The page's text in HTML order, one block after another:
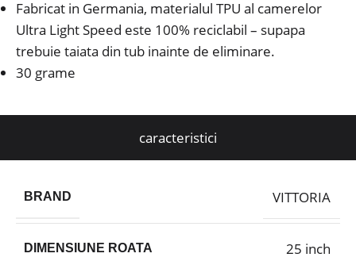
Fabricat in Germania, materialul TPU al camerelor
Ultra Light Speed este 100% reciclabil – supapa
trebuie taiata din tub inainte de eliminare.
30 grame
caracteristici
BRAND VITTORIA
DIMENSIUNE ROATA 25 inch